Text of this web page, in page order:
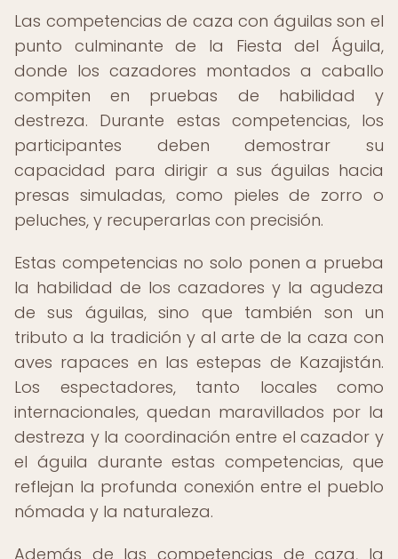
Las competencias de caza con águilas son el
punto culminante de la Fiesta del Águila,
donde los cazadores montados a caballo
compiten en pruebas de habilidad y
destreza. Durante estas competencias, los
participantes deben demostrar su
capacidad para dirigir a sus águilas hacia
presas simuladas, como pieles de zorro o
peluches, y recuperarlas con precisión.
Estas competencias no solo ponen a prueba
la habilidad de los cazadores y la agudeza
de sus águilas, sino que también son un
tributo a la tradición y al arte de la caza con
aves rapaces en las estepas de Kazajistán.
Los espectadores, tanto locales como
internacionales, quedan maravillados por la
destreza y la coordinación entre el cazador y
el águila durante estas competencias, que
reflejan la profunda conexión entre el pueblo
nómada y la naturaleza.
Además de las competencias de caza, la